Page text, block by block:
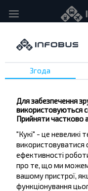
На обрану
Згода
Для забезпечення
використовуються
Прийняти частково
"Кукі" - це невеликі
використовуватися
ефективності
про те, що ми
вашому пристрої,
функціонування